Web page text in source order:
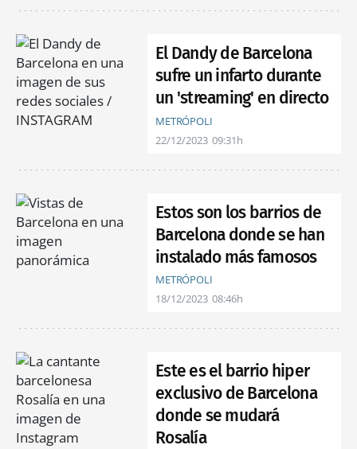
El Dandy de Barcelona
sufre un infarto durante
un 'streaming' en directo
METRÓPOLI
22/12/2023 09:31h
Estos son los barrios de
Barcelona donde se han
instalado más famosos
METRÓPOLI
18/12/2023 08:46h
Este es el barrio hiper
exclusivo de Barcelona
donde se mudará
Rosalía